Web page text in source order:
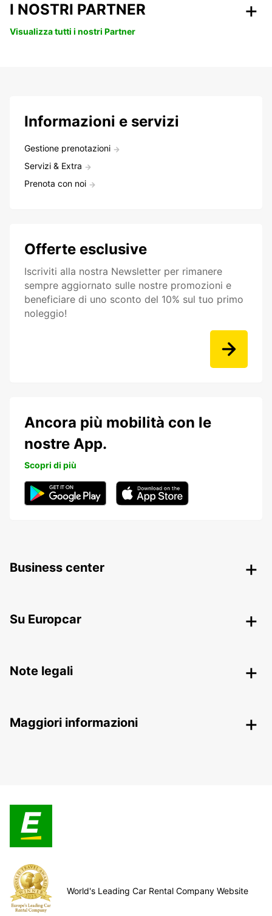
I NOSTRI PARTNER
Visualizza tutti i nostri Partner
Informazioni e servizi
Gestione prenotazioni
Servizi & Extra
Prenota con noi
Offerte esclusive
Iscriviti alla nostra Newsletter per rimanere
sempre aggiornato sulle nostre promozioni e
beneficiare di uno sconto del 10% sul tuo primo
noleggio!
Ancora più mobilità con le
nostre App.
Scopri di più
Business center
Su Europcar
Note legali
Maggiori informazioni
World's Leading Car Rental Company Website